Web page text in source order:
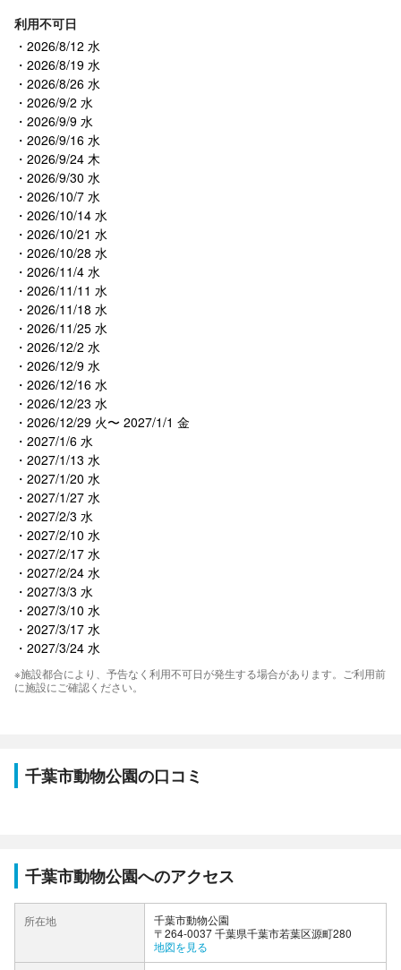
利用不可日
2026/8/12 水
2026/8/19 水
2026/8/26 水
2026/9/2 水
2026/9/9 水
2026/9/16 水
2026/9/24 木
2026/9/30 水
2026/10/7 水
2026/10/14 水
2026/10/21 水
2026/10/28 水
2026/11/4 水
2026/11/11 水
2026/11/18 水
2026/11/25 水
2026/12/2 水
2026/12/9 水
2026/12/16 水
2026/12/23 水
2026/12/29 火〜 2027/1/1 金
2027/1/6 水
2027/1/13 水
2027/1/20 水
2027/1/27 水
2027/2/3 水
2027/2/10 水
2027/2/17 水
2027/2/24 水
2027/3/3 水
2027/3/10 水
2027/3/17 水
2027/3/24 水
※施設都合により、予告なく利用不可日が発生する場合があります。ご利用前
に施設にご確認ください。
千葉市動物公園の口コミ
千葉市動物公園へのアクセス
所在地
千葉市動物公園
〒264-0037 千葉県千葉市若葉区源町280
地図を見る